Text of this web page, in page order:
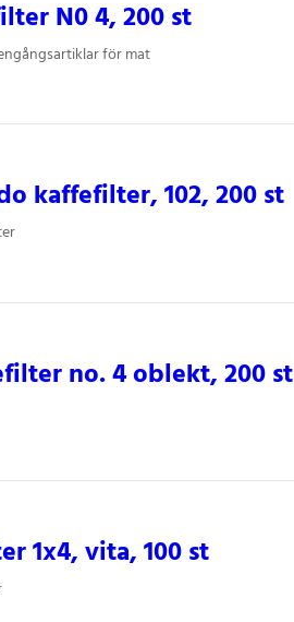
N0 4, 200 st
för mat
kaffefilter, 102, 200 st
no. 4 oblekt, 200 st
1x4, vita, 100 st